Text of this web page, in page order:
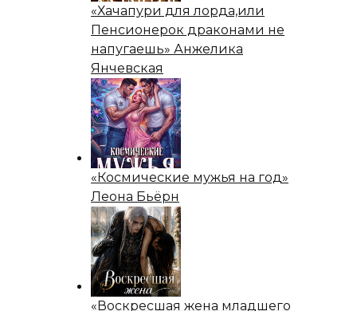
«Хачапури для лорда,или
Пенсионерок драконами не
напугаешь» Анжелика
Янчевская
«Космические мужья на год»
Леона Бьёрн
«Воскресшая жена младшего